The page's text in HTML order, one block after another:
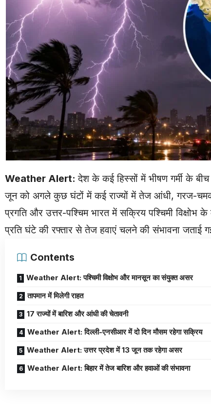
Weather Alert:देश के कई हिस्सों में भीषण गर्मी के
जून को अगले कुछ घंटों में कई राज्यों में तेज आंधी, गरज-चमक
प्रगति और उत्तर-पश्चिम भारत में सक्रिय पश्चिमी
प्रति घंटे की रफ्तार से तेज हवाएं चलने की संभावना जताई
Contents
Weather Alert: पश्चिमी विक्षोभ और मानसून का संयुक्त असर
तापमान में मिलेगी राहत
17 राज्यों में बारिश और आंधी की चेतावनी
Weather Alert: दिल्ली-एनसीआर में दो दिन मौसम रहेगा सक्रिय
Weather Alert: उत्तर प्रदेश में 13 जून तक रहेगा असर
Weather Alert: बिहार में तेज बारिश और हवाओं की संभावना